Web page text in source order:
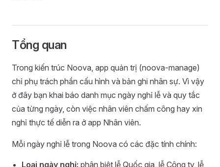
Tổng quan
Trong kiến trúc Noova, app quản trị (noova-manage)
chỉ phụ trách phần cấu hình và bản ghi nhân sự. Vì vậy
ở đây bạn khai báo danh mục ngày nghỉ lễ và quy tắc
của từng ngày, còn việc nhân viên chấm công hay xin
nghỉ thực tế diễn ra ở app Nhân viên.
Mỗi ngày nghỉ lễ trong Noova có các đặc tính chính:
Loại ngày nghỉ: phân biệt lễ Quốc gia, lễ Công ty, lễ